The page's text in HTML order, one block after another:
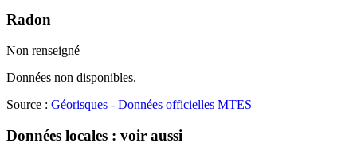
Radon
Non renseigné
Données non disponibles.
Source : Géorisques - Données officielles MTES
Données locales : voir aussi